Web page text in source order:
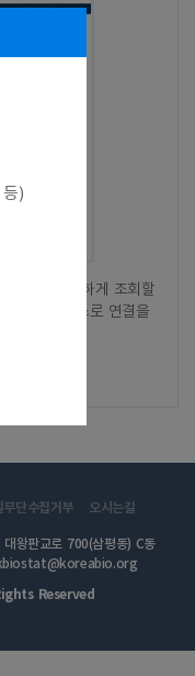
환없이 간단하게 조회할
분석 서비스로 연결을
)
무단수집거부 오시는길
왕판교로 700(삼평동) C동
Reserved